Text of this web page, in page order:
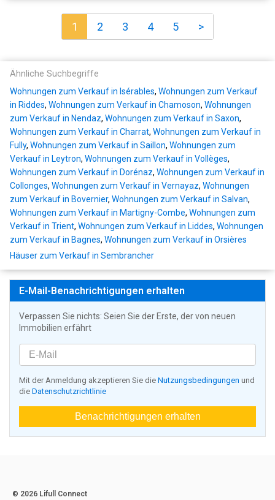
1 2 3 4 5 >
Ähnliche Suchbegriffe
Wohnungen zum Verkauf in Isérables, Wohnungen zum Verkauf
in Riddes, Wohnungen zum Verkauf in Chamoson, Wohnungen
zum Verkauf in Nendaz, Wohnungen zum Verkauf in Saxon,
Wohnungen zum Verkauf in Charrat, Wohnungen zum Verkauf in
Fully, Wohnungen zum Verkauf in Saillon, Wohnungen zum
Verkauf in Leytron, Wohnungen zum Verkauf in Vollèges,
Wohnungen zum Verkauf in Dorénaz, Wohnungen zum Verkauf in
Collonges, Wohnungen zum Verkauf in Vernayaz, Wohnungen
zum Verkauf in Bovernier, Wohnungen zum Verkauf in Salvan,
Wohnungen zum Verkauf in Martigny-Combe, Wohnungen zum
Verkauf in Trient, Wohnungen zum Verkauf in Liddes, Wohnungen
zum Verkauf in Bagnes, Wohnungen zum Verkauf in Orsières
Häuser zum Verkauf in Sembrancher
E-Mail-Benachrichtigungen erhalten
Verpassen Sie nichts: Seien Sie der Erste, der von neuen
Immobilien erfährt
Mit der Anmeldung akzeptieren Sie die Nutzungsbedingungen und
die Datenschutzrichtlinie
Benachrichtigungen erhalten
© 2026 Lifull Connect